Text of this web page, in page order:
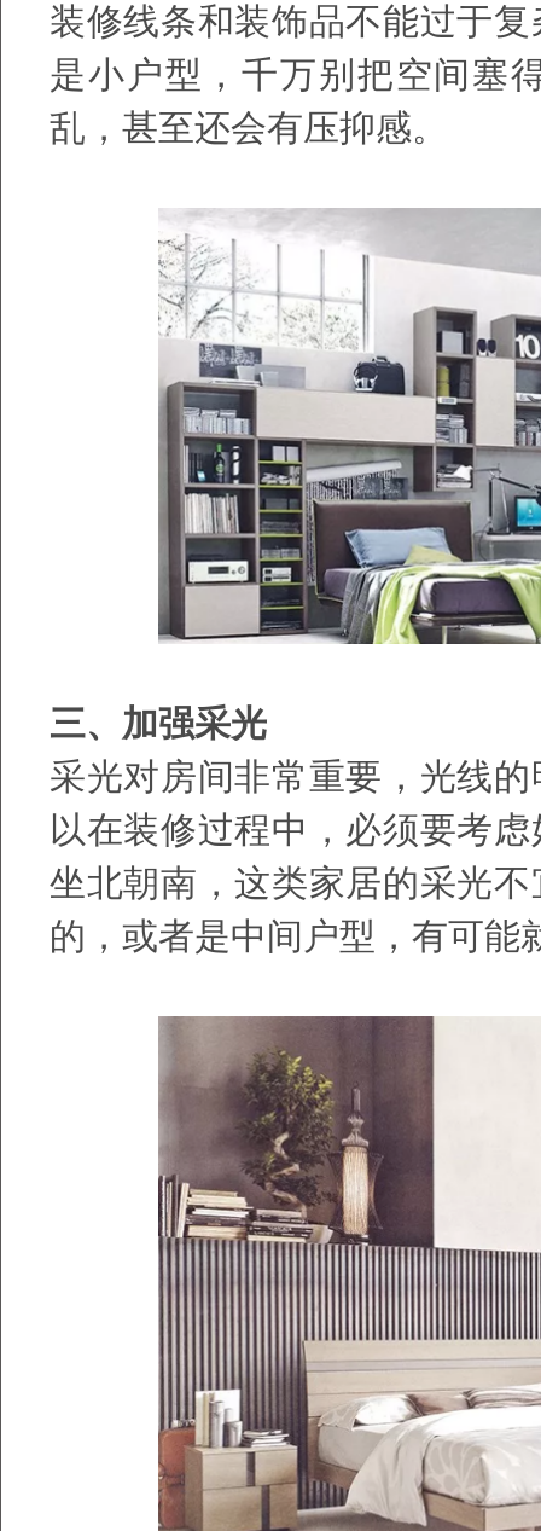
装修线条和装饰品不能过于
是小户型，千万别把空间塞
乱，甚至还会有压抑感。
三、加强采光
采光对房间非常重要，光线
以在装修过程中，必须要考
坐北朝南，这类家居的采光
的，或者是中间户型，有可能